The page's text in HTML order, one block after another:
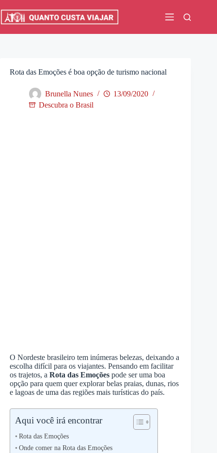
para
Rota das Emoções é boa opção de turismo nacional
Brunella Nunes
13/09/2020
Descubra o Brasil
O Nordeste brasileiro tem inúmeras belezas, deixando a
escolha difícil para os viajantes. Pensando em facilitar
os trajetos, a Rota das Emoções pode ser uma boa
opção para quem quer explorar belas praias, dunas, rios
e lagoas de uma das regiões mais turísticas do país.
Aqui você irá encontrar
Rota das Emoções
Onde comer na Rota das Emoções